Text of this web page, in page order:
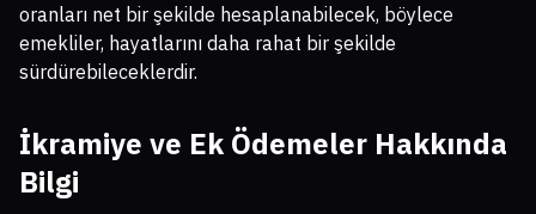
oranları net bir şekilde hesaplanabilecek, böylece
emekliler, hayatlarını daha rahat bir şekilde
sürdürebileceklerdir.
İkramiye ve Ek Ödemeler Hakkında
Bilgi